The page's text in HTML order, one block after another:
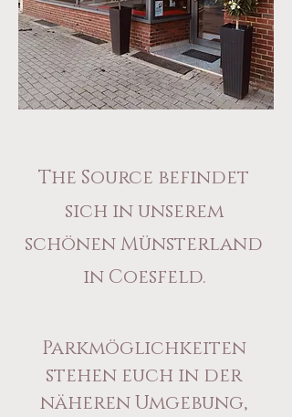
The Source befindet
sich in unserem
schönen Münsterland
in Coesfeld.
Parkmöglichkeiten
stehen euch in der
näheren Umgebung,